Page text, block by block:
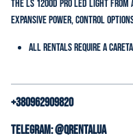
The LS 1200d Pro LED Light
expansive power, control
All rentals require a
+380962909820
Telegram: @QrentalUa